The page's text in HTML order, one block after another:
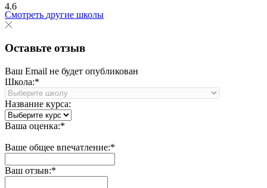
4.6
Смотреть другие школы
Оставьте отзыв
Ваш Email не будет опубликован
Школа:*
Название курса:
Ваша оценка:*
Ваше общее впечатление:*
Ваш отзыв:*